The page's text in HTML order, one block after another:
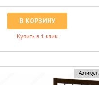
В КОРЗИНУ
Купить в 1 клик
Артикул: